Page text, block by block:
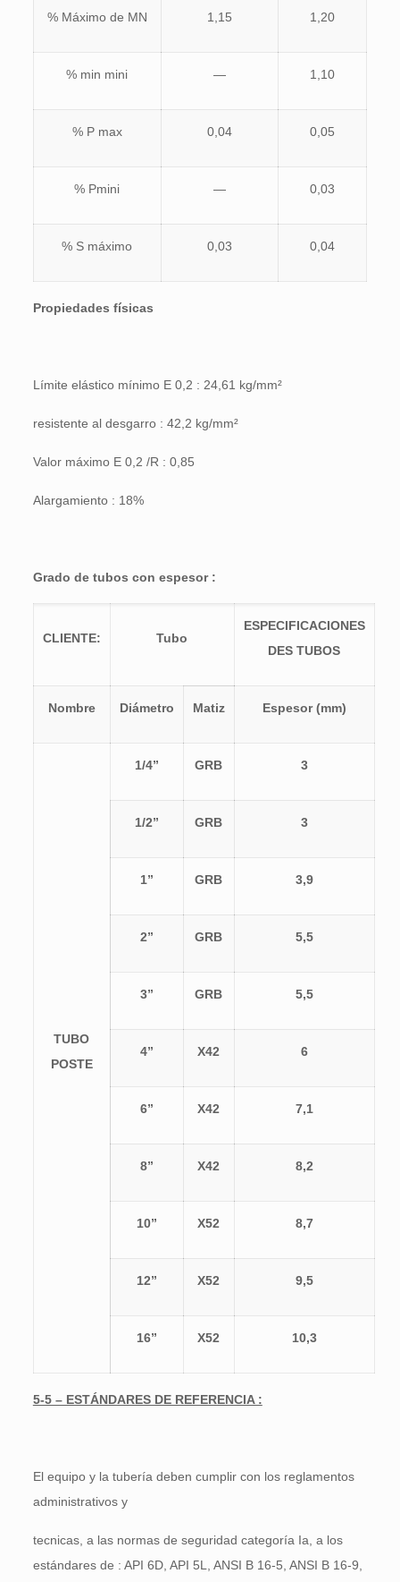
% Máximo de MN 1,15 1,20
% min mini — 1,10
% P max 0,04 0,05
% Pmini — 0,03
% S máximo 0,03 0,04
Propiedades físicas
Límite elástico mínimo E 0,2 : 24,61 kg/mm²
resistente al desgarro : 42,2 kg/mm²
Valor máximo E 0,2 /R : 0,85
Alargamiento : 18%
Grado de tubos con espesor :
CLIENTE: Tubo
ESPECIFICACIONES
DES TUBOS
Nombre Diámetro Matiz Espesor (mm)
TUBO
POSTE
1/4” GRB 3
1/2” GRB 3
1” GRB 3,9
2” GRB 5,5
3” GRB 5,5
4” X42 6
6” X42 7,1
8” X42 8,2
10” X52 8,7
12” X52 9,5
16” X52 10,3
5-5 – ESTÁNDARES DE REFERENCIA :
El equipo y la tubería deben cumplir con los reglamentos
administrativos y
tecnicas, a las normas de seguridad categoría Ia, a los
estándares de : API 6D, API 5L, ANSI B 16-5, ANSI B 16-9,